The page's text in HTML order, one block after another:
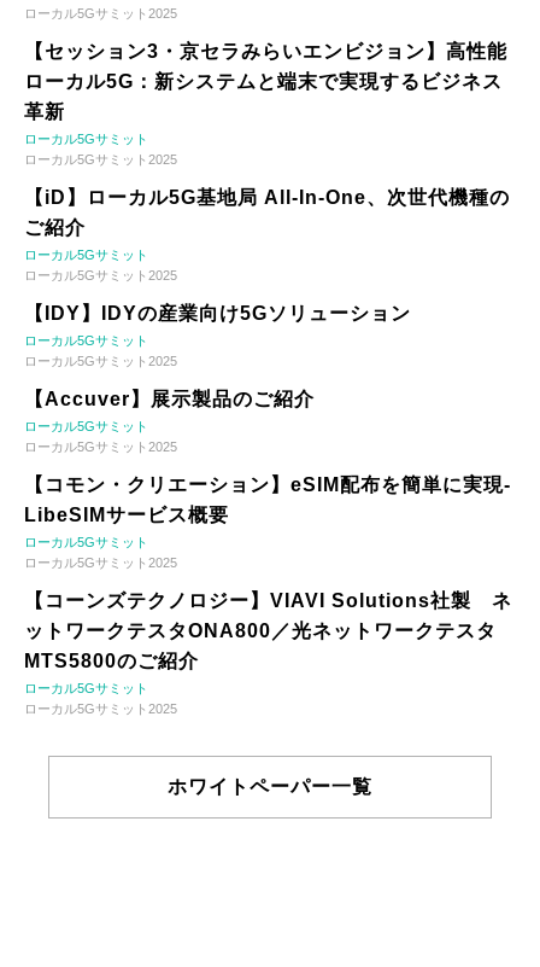
ローカル5Gサミット2025
【セッション3・京セラみらいエンビジョン】高性能
ローカル5G：新システムと端末で実現するビジネス
革新
ローカル5Gサミット
ローカル5Gサミット2025
【iD】ローカル5G基地局 All-In-One、次世代機種の
ご紹介
ローカル5Gサミット
ローカル5Gサミット2025
【IDY】IDYの産業向け5Gソリューション
ローカル5Gサミット
ローカル5Gサミット2025
【Accuver】展示製品のご紹介
ローカル5Gサミット
ローカル5Gサミット2025
【コモン・クリエーション】eSIM配布を簡単に実現-
LibeSIMサービス概要
ローカル5Gサミット
ローカル5Gサミット2025
【コーンズテクノロジー】VIAVI Solutions社製 ネ
ットワークテスタONA800／光ネットワークテスタ
MTS5800のご紹介
ローカル5Gサミット
ローカル5Gサミット2025
ホワイトペーパー一覧